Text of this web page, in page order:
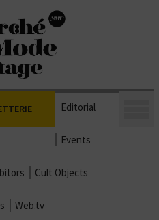
Editorial
Events
Cult Objects
Web.tv